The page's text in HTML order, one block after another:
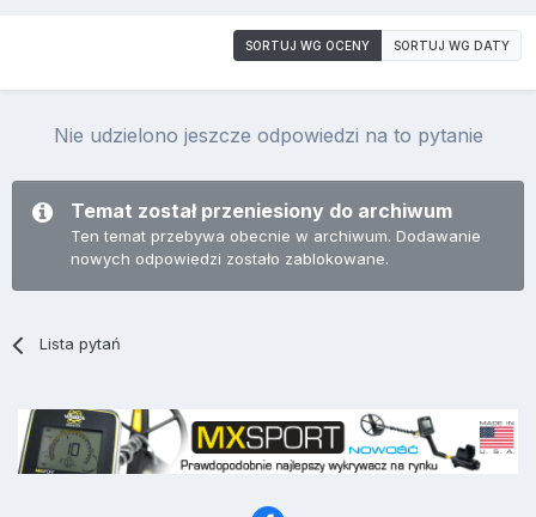
SORTUJ WG OCENY SORTUJ WG DATY
Nie udzielono jeszcze odpowiedzi na to pytanie
Temat został przeniesiony do archiwum
Ten temat przebywa obecnie w archiwum. Dodawanie
nowych odpowiedzi zostało zablokowane.
Lista pytań